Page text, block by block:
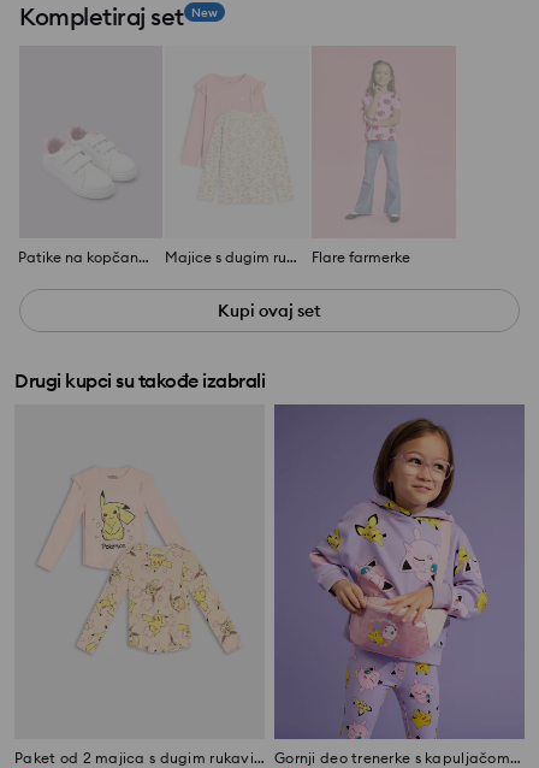
Kompletiraj set New
Patike na kopčanje čičkom Majice s dugim rukavima 2 pakovanja Flare farmerke
Kupi ovaj set
Drugi kupci su takođe izabrali
Paket od 2 majica s dugim rukavima Pokémon Gornji deo trenerke s kapuljačom Pokémon